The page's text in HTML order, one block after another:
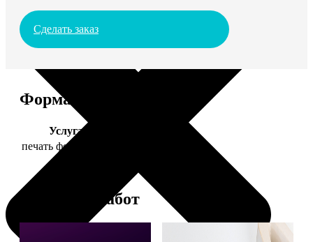
Сделать заказ
Форматы и цены
Услуга
печать фото 30х30
Примеры работ